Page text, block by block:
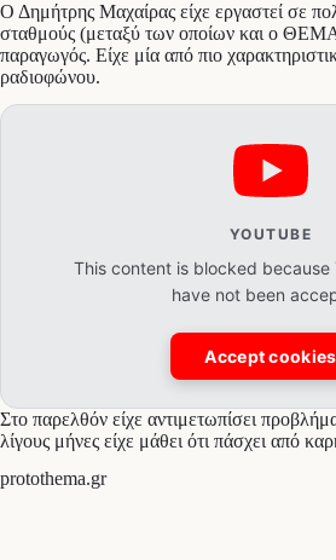
Ο Δημήτρης Μαχαίρας είχε εργαστεί σε
σταθμούς (μεταξύ των οποίων και ο
παραγωγός. Είχε μία από πιο
ραδιοφώνου.
YOUTUBE
This content is blocked because
have not been
Accept cookies
Στο παρελθόν είχε αντιμετωπίσει
λίγους μήνες είχε μάθει ότι πάσχει από
protothema.gr